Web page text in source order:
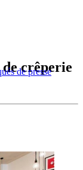
de presse
crêperie